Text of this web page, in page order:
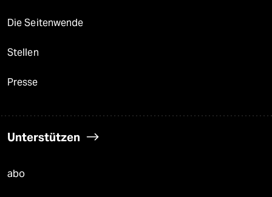
Die Seitenwende
Stellen
Presse
Unterstützen
abo